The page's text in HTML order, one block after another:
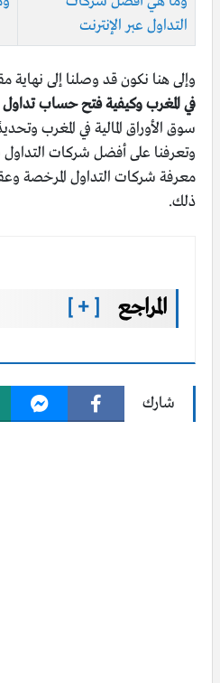
التداول عبر الإنترنت
وإلى هنا نكون قد وصلنا إلى نهاية
في المغرب وكيفية فتح حساب تداول
سوق الأوراق المالية في المغرب
وتعرفنا على أفضل شركات
معرفة شركات التداول المرخصة
ذلك.
المراجع [ + ]
شارك